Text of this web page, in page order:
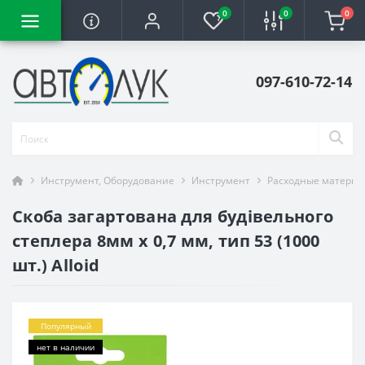
0 0 0
097-610-72-14
Инструмент, Оборудование Инструмент Расходные
Скоба загартована для будівельного
степлера 8мм х 0,7 мм, тип 53 (1000
шт.) Alloid
Популярный
нет в наличии